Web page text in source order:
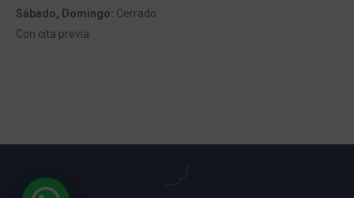
Sábado, Domingo: Cerrado
Con cita previa